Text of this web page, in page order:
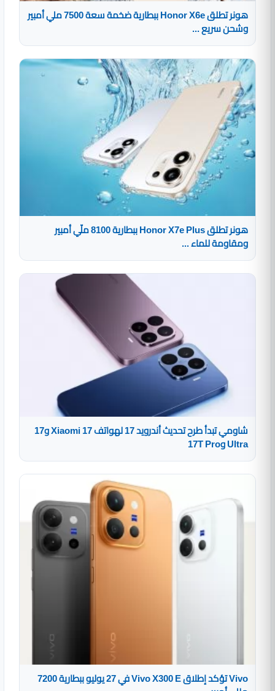
هونر تطلق Honor X6e ببطارية ضخمة سعة 7500 ملي أمبير
وشحن سريع ...
هونر تطلق Honor X7e Plus ببطارية 8100 ملّي أمبير
ومقاومة للماء ...
شاومي تبدأ طرح تحديث أندرويد 17 لهواتف Xiaomi 17 و17
Ultra و17T Pro
Vivo تؤكد إطلاق Vivo X300 E في 27 يوليو ببطارية 7200